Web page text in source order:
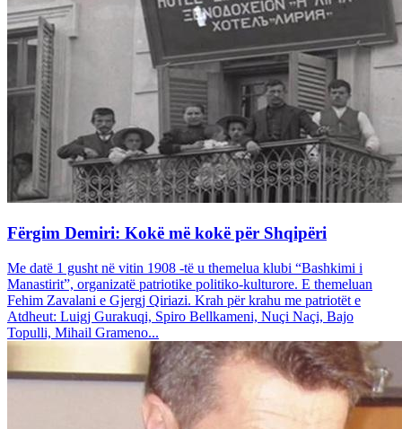
Fërgim Demiri: Kokë më kokë për Shqipëri
Me datë 1 gusht në vitin 1908 -të u themelua klubi “Bashkimi i
Manastirit”, organizatë patriotike politiko-kulturore. E themeluan
Fehim Zavalani e Gjergj Qiriazi. Krah për krahu me patriotët e
Atdheut: Luigj Gurakuqi, Spiro Bellkameni, Nuçi Naçi, Bajo
Topulli, Mihail Grameno...